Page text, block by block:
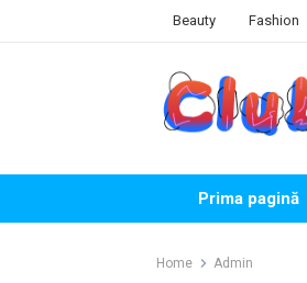
Beauty Fashion
Prima pagină
Home Admin